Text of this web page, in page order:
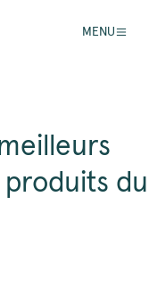
MENU
du